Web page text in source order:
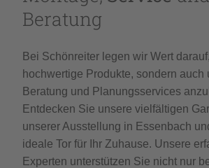
Beratung
Bei Schönreiter legen wir Wert
hochwertige Produkte, sondern auch
Beratung und Planungsservices
Entdecken Sie unsere vielfältigen
unserer Ausstellung in Essenbach
ideale Tor für Ihr Zuhause. Unsere
Experten unterstützen Sie nicht nur